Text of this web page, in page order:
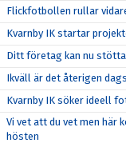
Flickfotbollen rullar
Kvarnby IK startar
Ditt företag kan nu stötta
Ikväll är det återigen
Kvarnby IK söker ideell
Vi vet att du vet men här
hösten